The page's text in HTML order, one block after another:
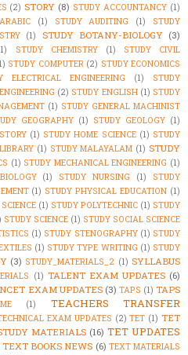
(2) STORY (8) STUDY ACCOUNTANCY (1)
(1) STUDY AUDITING (1)
STUDY
(1) STUDY BOTANY-BIOLOGY (3)
STUDY CHEMISTRY (1)
STUDY CIVIL
STUDY COMPUTER (2) STUDY ECONOMICS
ELECTRICAL ENGINEERING (1)
STUDY
(2) STUDY ENGLISH (1) STUDY
(1) STUDY GENERAL MACHINIST
GEOGRAPHY (1) STUDY GEOLOGY (1)
(1) STUDY HOME SCIENCE (1) STUDY
(1) STUDY MALAYALAM (1) STUDY
(1) STUDY MECHANICAL ENGINEERING (1)
(1) STUDY NURSING (1)
STUDY
(1) STUDY PHYSICAL EDUCATION (1)
(1) STUDY POLYTECHNIC (1) STUDY
STUDY SCIENCE (1) STUDY SOCIAL SCIENCE
(1) STUDY STENOGRAPHY (1) STUDY
(1) STUDY TYPE WRITING (1) STUDY
(3) STUDY_MATERIALS_2 (1) SYLLABUS
(1) TALENT EXAM UPDATES (6)
EXAM UPDATES (3) TAPS (1) TAPS
(1)
TEACHERS TRANSFER
EXAM UPDATES (2) TET (1) TET
MATERIALS (16) TET UPDATES
TEXT BOOKS NEWS (6) TEXT MATERIALS